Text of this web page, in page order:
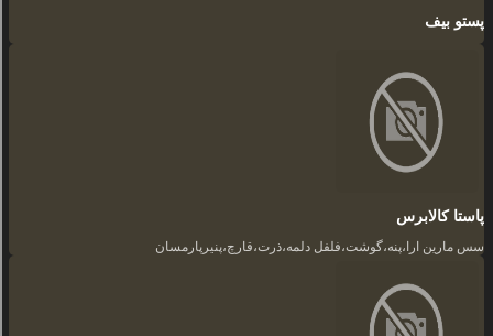
پستو بیف
پاستا کالابرس
سس مارین ارا،پنه،گوشت،فلفل دلمه،ذرت،قارچ،پنیرپارمسان